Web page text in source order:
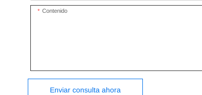
Contenido
Enviar consulta ahora